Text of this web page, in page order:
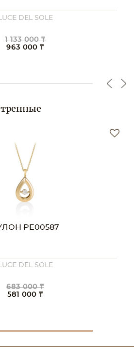
LUCE DEL SOLE
1 133 000 ₸
963 000 ₸
PE00587
LUCE DEL SOLE
683 000 ₸
581 000 ₸